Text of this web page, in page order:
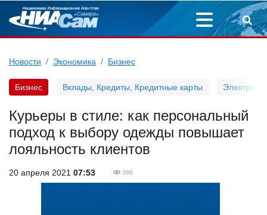
Новости Экономика Бизнес
Бизнес Вклады, Кредиты, Кредитные карты
Курьеры в стиле: как персональный
подход к выбору одежды повышает
лояльность клиентов
20 апреля 2021 07:53 386